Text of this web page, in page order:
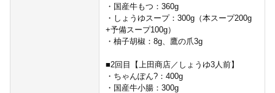
・国産牛もつ：360g
・しょうゆスープ：300g（本スープ200g
+予備スープ100g）
・柚子胡椒：8g、鷹の爪3g
■2回目【上田商店／しょうゆ3人前】
・ちゃんぽん?：400g
・国産牛小腸：300g